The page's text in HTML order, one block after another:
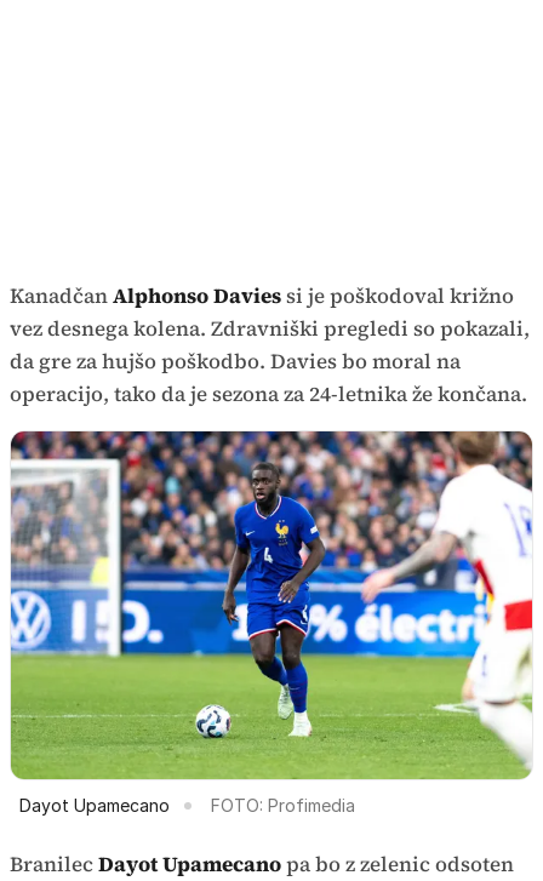
KanadčanAlphonso Daviessi je poškodoval križno
vez desnega kolena. Zdravniški pregledi so pokazali,
da gre za hujšo poškodbo. Davies bo moral na
operacijo, tako da je sezona za 24-letnika že končana.
Dayot Upamecano FOTO: Profimedia
BranilecDayot Upamecanopa bo z zelenic odsoten